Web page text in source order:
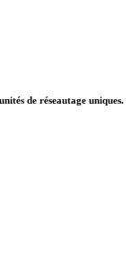
de réseautage uniques.